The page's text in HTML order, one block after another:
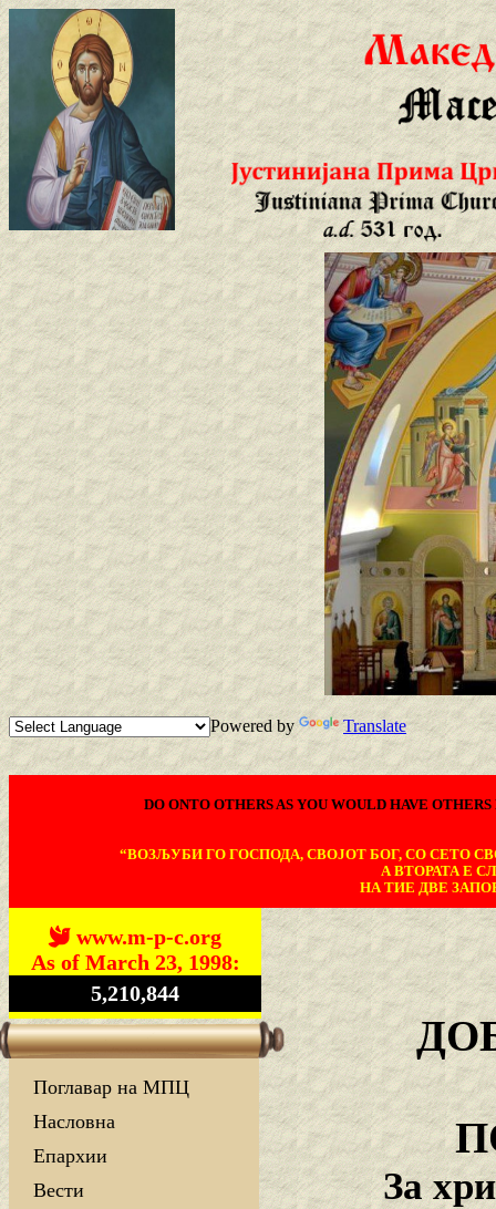
Powered by Translate
DO ONTO OTHERS AS YOU WOULD HAVE
“ВОЗЉУБИ ГО ГОСПОДА, СВОЈОТ БОГ, СО СЕТО
А ВТОРАТА Е
НА ТИЕ ДВЕ
www.m-p-c.org
As of March 23, 1998:
5,210,844
Поглавар на МПЦ
Насловна
Епархии
Вести
За